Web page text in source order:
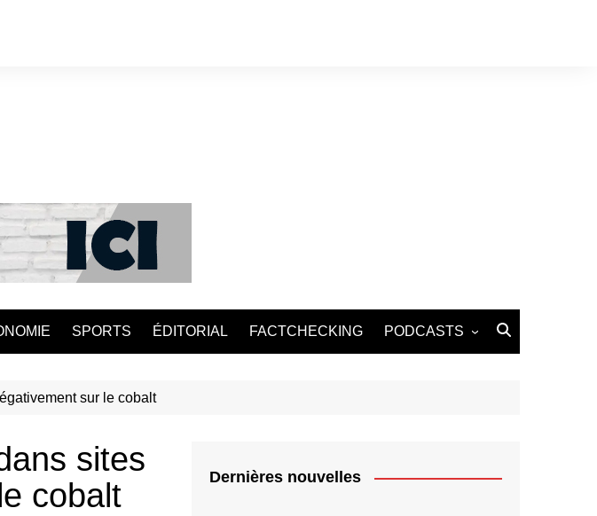
SPORTS ÉDITORIAL FACTCHECKING PODCASTS
sur le cobalt
sites
cobalt
Dernières nouvelles